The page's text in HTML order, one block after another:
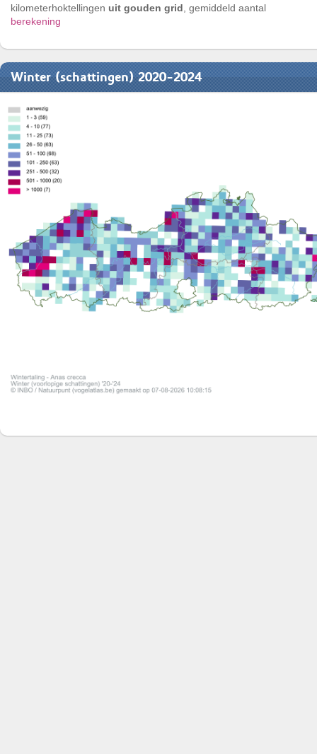
kilometerhoktellingen uit gouden grid, gemiddeld aantal
berekening
Winter (schattingen) 2020-2024